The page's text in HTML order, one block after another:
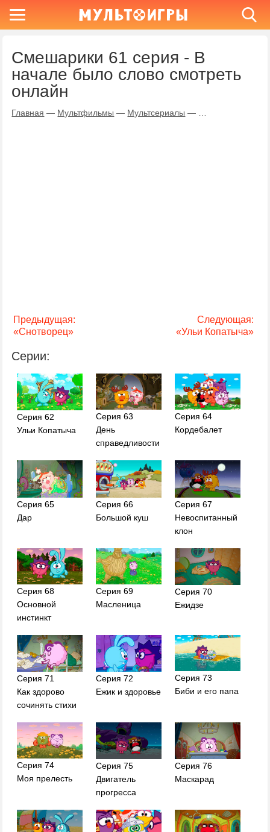
Смешарики 61 серия - В
начале было слово смотреть
онлайн
Главная — Мультфильмы — Мультсериалы —
Предыдущая:
«Снотворец»
Следующая:
«Ульи Копатыча»
Серии:
Серия 62
Ульи Копатыча
Серия 63
День
справедливости
Серия 64
Кордебалет
Серия 65
Дар
Серия 66
Большой куш
Серия 67
Невоспитанный
клон
Серия 68
Основной
инстинкт
Серия 69
Масленица
Серия 70
Ежидзе
Серия 71
Как здорово
сочинять стихи
Серия 72
Ежик и здоровье
Серия 73
Биби и его папа
Серия 74
Моя прелесть
Серия 75
Двигатель
прогресса
Серия 76
Маскарад